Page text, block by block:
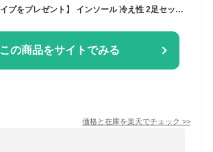
【今だけつま先タイプをプレゼント】 インソール 冷え性 2足セット 足 暖かい つま先タイププレゼント 165 あったか楽歩 女性用 日本製 あたたか足元 冬 スノーブーツ 防寒
この商品をサイトでみる
価格と在庫を楽天でチェック >>